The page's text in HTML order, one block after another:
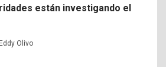
están investigando el
Eddy Olivo